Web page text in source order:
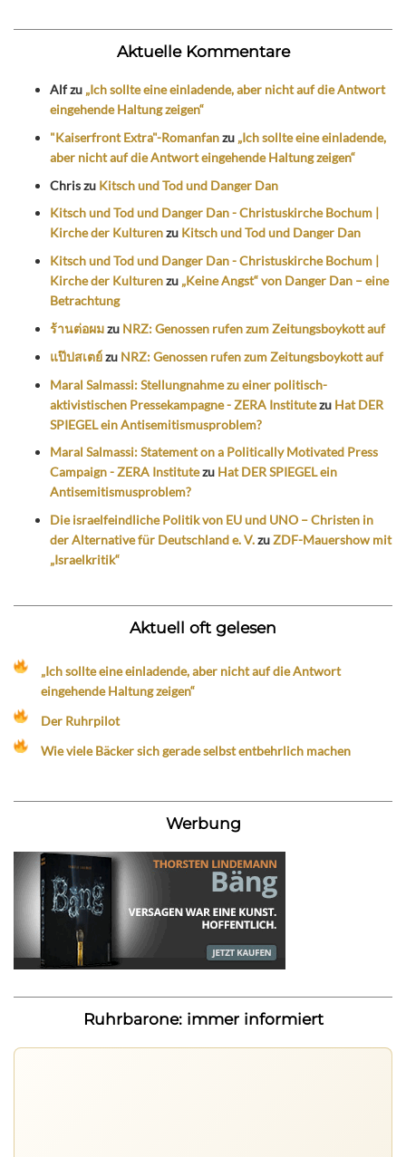
Aktuelle Kommentare
Alfzu „Ich sollte eine einladende, aber nicht auf die Antwort
eingehende Haltung zeigen“
"Kaiserfront Extra"-Romanfanzu „Ich sollte eine einladende,
aber nicht auf die Antwort eingehende Haltung zeigen“
Chriszu Kitsch und Tod und Danger Dan
Kitsch und Tod und Danger Dan - Christuskirche Bochum |
Kirche der Kulturenzu Kitsch und Tod und Danger Dan
Kitsch und Tod und Danger Dan - Christuskirche Bochum |
Kirche der Kulturenzu „Keine Angst“ von Danger Dan – eine
Betrachtung
ร้านต่อผมzu NRZ: Genossen rufen zum Zeitungsboykott auf
แป๊ปสเตย์zu NRZ: Genossen rufen zum Zeitungsboykott auf
Maral Salmassi: Stellungnahme zu einer politisch-
aktivistischen Pressekampagne - ZERA Institutezu Hat DER
SPIEGEL ein Antisemitismusproblem?
Maral Salmassi: Statement on a Politically Motivated Press
Campaign - ZERA Institutezu Hat DER SPIEGEL ein
Antisemitismusproblem?
Die israelfeindliche Politik von EU und UNO – Christen in
der Alternative für Deutschland e. V.zuZDF-Mauershow mit
„Israelkritik“
Aktuell oft gelesen
„Ich sollte eine einladende, aber nicht auf die Antwort
eingehende Haltung zeigen“
Der Ruhrpilot
Wie viele Bäcker sich gerade selbst entbehrlich machen
Werbung
Ruhrbarone: immer informiert